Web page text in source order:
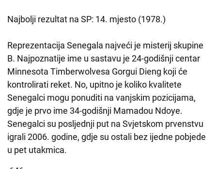
Najbolji rezultat na SP: 14. mjesto (1978.)
Reprezentacija Senegala najveći je misterij skupine
B. Najpoznatije ime u sastavu je 24-godišnji centar
Minnesota Timberwolvesa Gorgui Dieng koji će
kontrolirati reket. No, upitno je koliko kvalitete
Senegalci mogu ponuditi na vanjskim pozicijama,
gdje je prvo ime 34-godišnji Mamadou Ndoye.
Senegalci su posljednji put na Svjetskom prvenstvu
igrali 2006. godine, gdje su ostali bez ijedne pobjede
u pet utakmica.